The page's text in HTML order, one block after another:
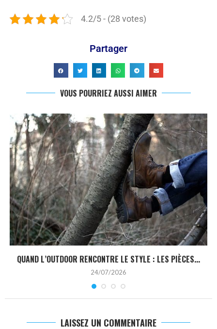
4.2/5 - (28 votes)
Partager
VOUS POURRIEZ AUSSI AIMER
QUAND L’OUTDOOR RENCONTRE LE STYLE : LES PIÈCES...
24/07/2026
LAISSEZ UN COMMENTAIRE